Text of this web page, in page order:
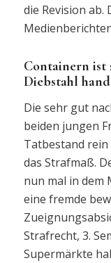
die Revision
Containern ist
Diebstahl
Die sehr gut
beiden jungen
Tatbestand
das Strafmaß.
nun mal in dem
eine fremde
Strafrecht, 3.
Supermärkte